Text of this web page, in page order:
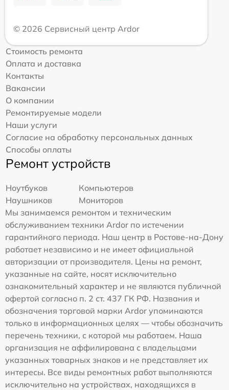
© 2026 Сервисный центр Ardor
Стоимость ремонта
Оплата и доставка
Контакты
Вакансии
О компании
Ремонтируемые модели
Наши услуги
Согласие на обработку персональных данных
Способы оплаты
Ремонт устройств
Ноутбуков
Компьютеров
Наушников
Мониторов
Мы занимаемся ремонтом и техническим
обслуживанием техники Ardor по истечении
гарантийного периода. Наш центр в Ростове-на-Дону
работает независимо и не имеет официальной
авторизации от производителя. Цены на ремонт,
указанные на сайте, носят исключительно
ознакомительный характер и не являются публичной
офертой согласно п. 2 ст. 437 ГК РФ. Названия и
обозначения торговой марки Ardor упоминаются
только в информационных целях — чтобы обозначить
перечень техники, с которой мы работаем. Наша
организация не аффилирована с владельцами
указанных товарных знаков и не представляет их
интересы. Все виды ремонтных работ выполняются
исключительно на устройствах, находящихся в